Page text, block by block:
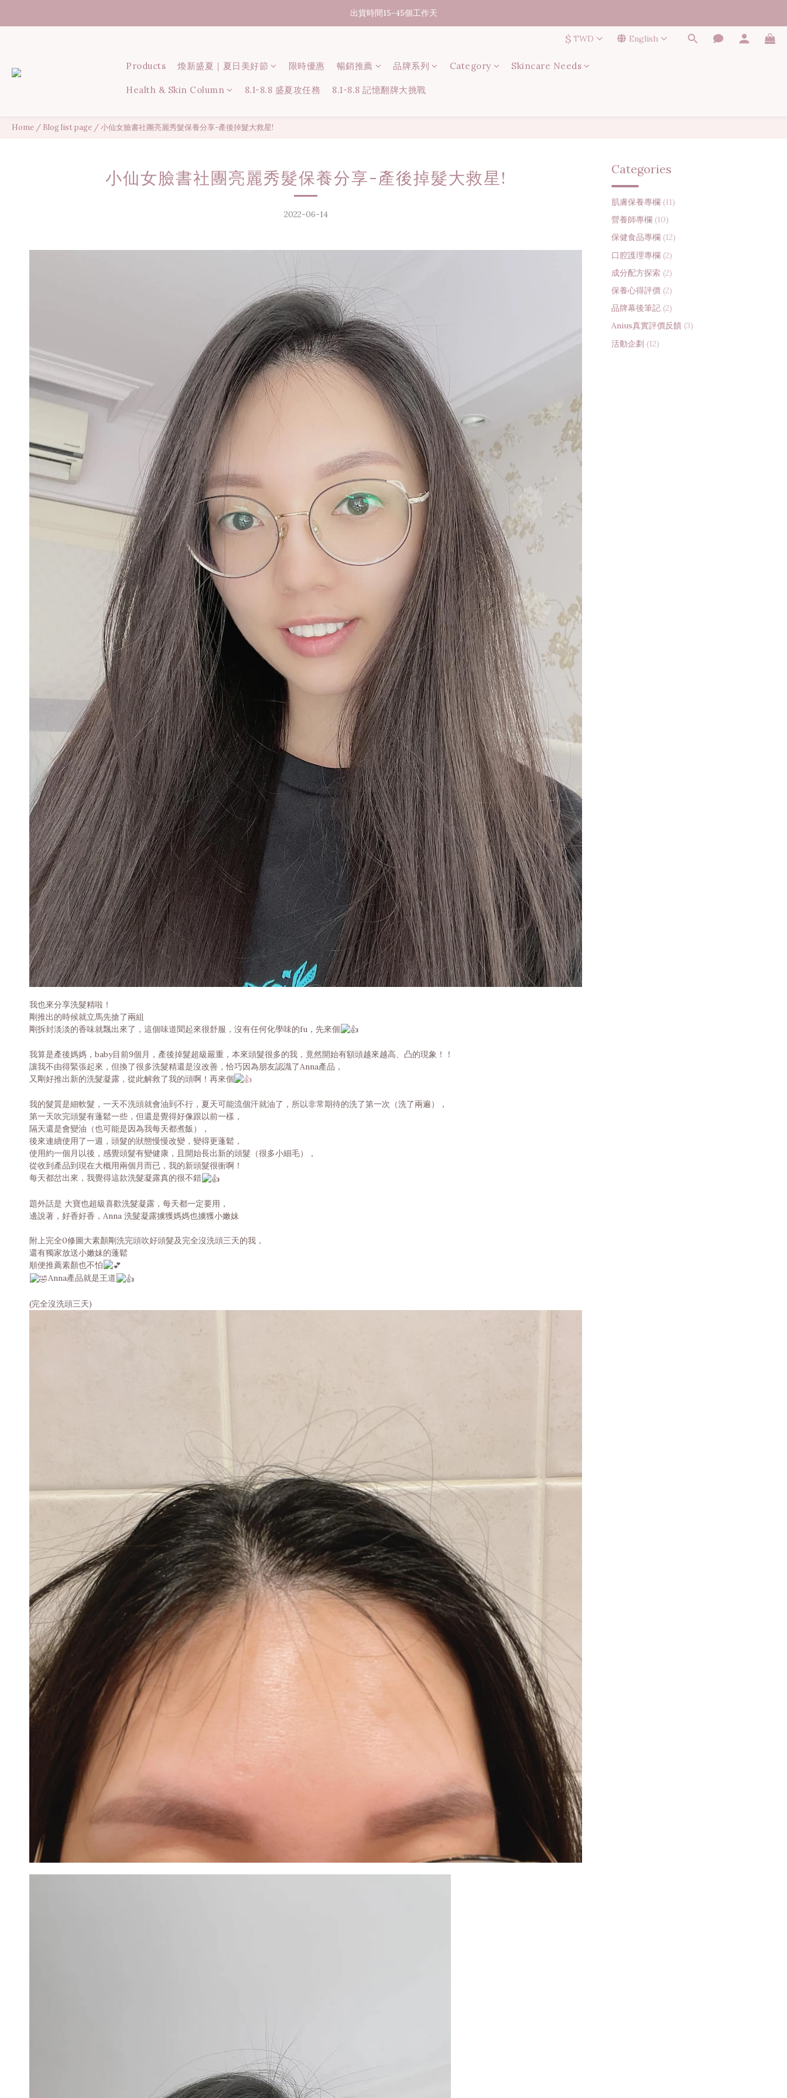
07/31-08/08 煥新盛夏 | 夏日美好節
出貨時間15-45個工作天
07/31-08/08 煥新盛夏 | 夏日美好節
$ TWD English
Products 煥新盛夏｜夏日美好節 限時優惠 暢銷推薦 品牌系列 Category Skincare Needs
Health & Skin Column 8.1-8.8 盛夏攻任務 8.1-8.8 記憶翻牌大挑戰
Home / Blog list page /小仙女臉書社團亮麗秀髮保養分享-產後掉髮大救星!
小仙女臉書社團亮麗秀髮保養分享-產後掉髮大救星!
2022-06-14
我也來分享洗髮精啦！
剛推出的時候就立馬先搶了兩組
剛拆封淡淡的香味就飄出來了，這個味道聞起來很舒服，沒有任何化學味的fu，先來個
我算是產後媽媽，baby目前9個月，產後掉髮超級嚴重，本來頭髮很多的我，竟然開始有額頭越來越高、凸的現象！！
讓我不由得緊張起來，但換了很多洗髮精還是沒改善，恰巧因為朋友認識了Anna產品，
又剛好推出新的洗髮凝露，從此解救了我的頭啊！再來個
我的髮質是細軟髮，一天不洗頭就會油到不行，夏天可能流個汗就油了，所以非常期待的洗了第一次（洗了兩遍），
第一天吹完頭髮有蓬鬆一些，但還是覺得好像跟以前一樣，
隔天還是會變油（也可能是因為我每天都煮飯），
後來連續使用了一週，頭髮的狀態慢慢改變，變得更蓬鬆，
使用約一個月以後，感覺頭髮有變健康，且開始長出新的頭髮（很多小細毛），
從收到產品到現在大概用兩個月而已，我的新頭髮很衝啊！
每天都岔出來，我覺得這款洗髮凝露真的很不錯
題外話是 大寶也超級喜歡洗髮凝露，每天都一定要用，
邊說著，好香好香，Anna 洗髮凝露擄獲媽媽也擄獲小嫩妹
附上完全0修圖大素顏剛洗完頭吹好頭髮及完全沒洗頭三天的我，
還有獨家放送小嫩妹的蓬鬆
順便推薦素顏也不怕
Anna產品就是王道
(完全沒洗頭三天)
Categories
肌膚保養專欄 (11)
營養師專欄 (10)
保健食品專欄 (12)
口腔護理專欄 (2)
成分配方探索 (2)
保養心得評價 (2)
品牌幕後筆記 (2)
Anius真實評價反饋 (3)
活動企劃 (12)